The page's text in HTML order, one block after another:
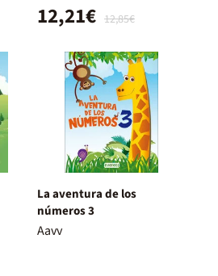
12,85€
12,21€
La aventura de los
números 3
Aavv